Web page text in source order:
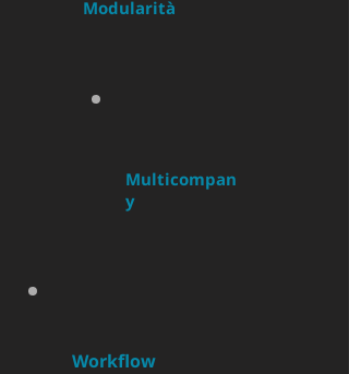
Modularità
Multicompan
y
Workflow